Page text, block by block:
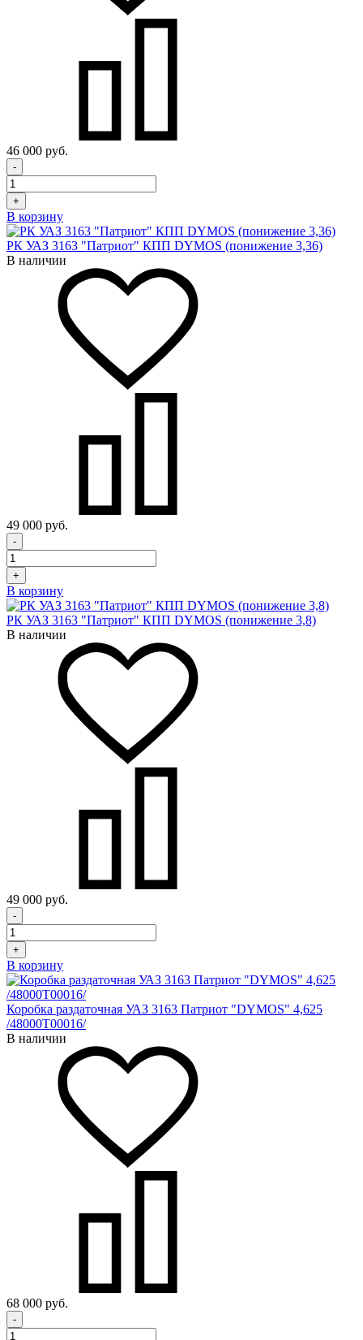
46 000 руб.
-
+
В корзину
РК УАЗ 3163 "Патриот" КПП DYMOS (понижение 3,36)
В наличии
49 000 руб.
-
+
В корзину
РК УАЗ 3163 "Патриот" КПП DYMOS (понижение 3,8)
В наличии
49 000 руб.
-
+
В корзину
Коробка раздаточная УАЗ 3163 Патриот "DYMOS" 4,625
/48000Т00016/
В наличии
68 000 руб.
-